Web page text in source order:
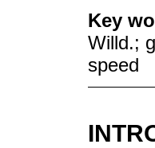
Key
Willd.;
speed